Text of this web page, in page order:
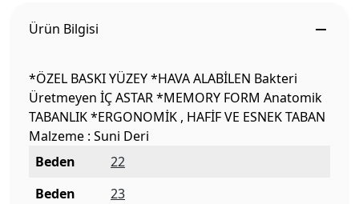
Ürün Bilgisi
*ÖZEL BASKI YÜZEY *HAVA ALABİLEN Bakteri
Üretmeyen İÇ ASTAR *MEMORY FORM Anatomik
TABANLIK *ERGONOMİK , HAFİF VE ESNEK TABAN
Malzeme : Suni Deri
Beden
22
Beden
23